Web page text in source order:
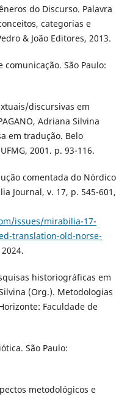
do Discurso. Palavra
categorias e
& João Editores, 2013.
comunicação. São Paulo:
discursivas em
Adriana Silvina
em tradução. Belo
2001. p. 93-116.
comentada do Nórdico
Journal, v. 17, p. 545-601,
issues/mirabilia-17-
translation-old-norse-
historiográficas em
(Org.). Metodologias
Faculdade de
São Paulo:
metodológicos e